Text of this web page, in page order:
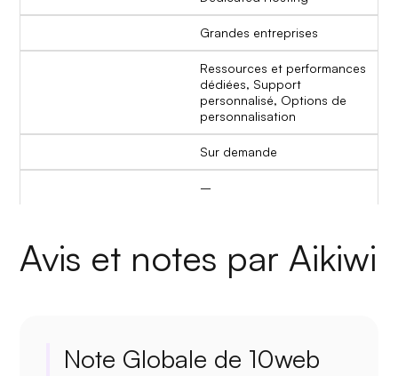
Grandes entreprises
Ressources et performances
dédiées, Support
personnalisé, Options de
personnalisation
Sur demande
–
Avis et notes par Aikiwi
Note Globale de 10web